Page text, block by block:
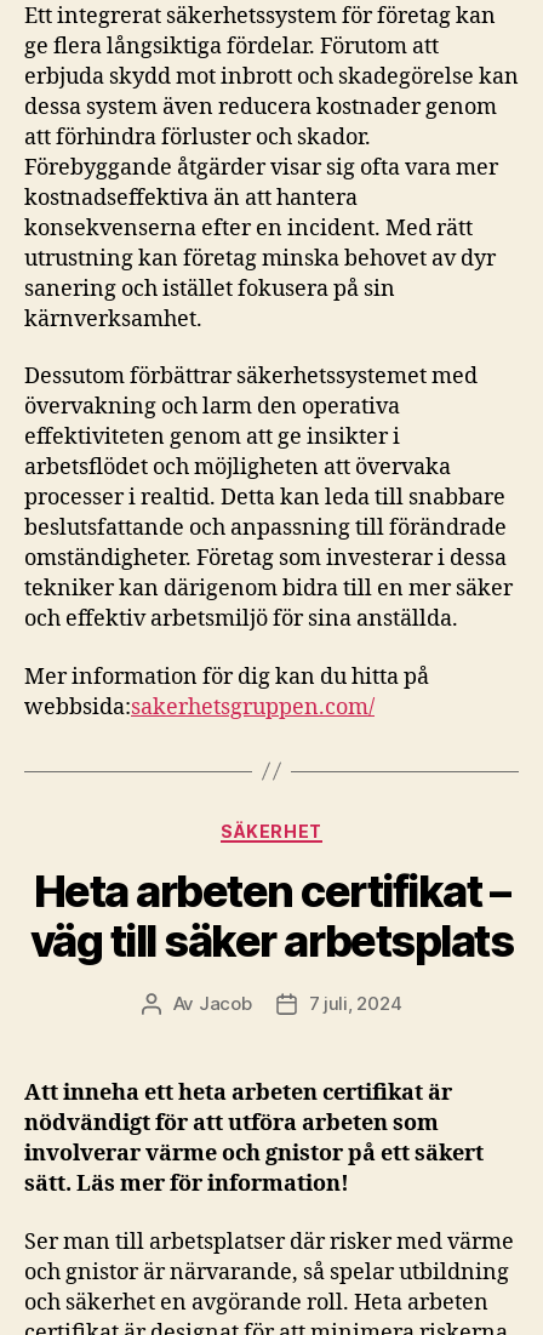
Ett integrerat säkerhetssystem för företag kan
ge flera långsiktiga fördelar. Förutom att
erbjuda skydd mot inbrott och skadegörelse kan
dessa system även reducera kostnader genom
att förhindra förluster och skador.
Förebyggande åtgärder visar sig ofta vara mer
kostnadseffektiva än att hantera
konsekvenserna efter en incident. Med rätt
utrustning kan företag minska behovet av dyr
sanering och istället fokusera på sin
kärnverksamhet.
Dessutom förbättrar säkerhetssystemet med
övervakning och larm den operativa
effektiviteten genom att ge insikter i
arbetsflödet och möjligheten att övervaka
processer i realtid. Detta kan leda till snabbare
beslutsfattande och anpassning till förändrade
omständigheter. Företag som investerar i dessa
tekniker kan därigenom bidra till en mer säker
och effektiv arbetsmiljö för sina anställda.
Mer information för dig kan du hitta på
webbsida:sakerhetsgruppen.com/
Kategorier
SÄKERHET
Heta arbeten certifikat –
väg till säker arbetsplats
Inläggsförfattare
Av Jacob Inläggsdatum
7 juli, 2024
Att inneha ett heta arbeten certifikat är
nödvändigt för att utföra arbeten som
involverar värme och gnistor på ett säkert
sätt. Läs mer för information!
Ser man till arbetsplatser där risker med värme
och gnistor är närvarande, så spelar utbildning
och säkerhet en avgörande roll. Heta arbeten